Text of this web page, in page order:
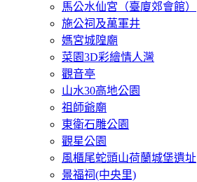
馬公水仙宮（臺廈郊會館）
施公祠及萬軍井
媽宮城隍廟
菜園3D彩繪情人灣
觀音亭
山水30高地公園
祖師爺廟
東衛石雕公園
觀星公園
風櫃尾蛇頭山荷蘭城堡遺址
景福祠(中央里)